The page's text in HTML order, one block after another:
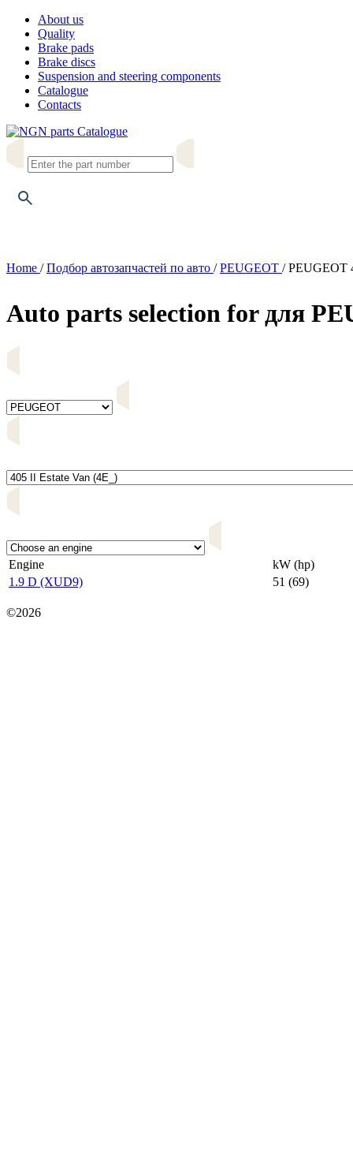
About us
Quality
Brake pads
Brake discs
Suspension and steering components
Catalogue
Contacts
Catalogue
Home /Подбор автозапчастей по авто /PEUGEOT /PEUGEOT
Auto parts selection for для
Engine
kW (hp)
1.9 D (XUD9)
51 (69)
©2026